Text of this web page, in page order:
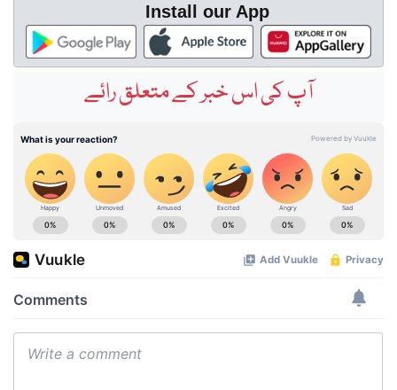
Install our App
آپ کی اس خبر کے متعلق رائے